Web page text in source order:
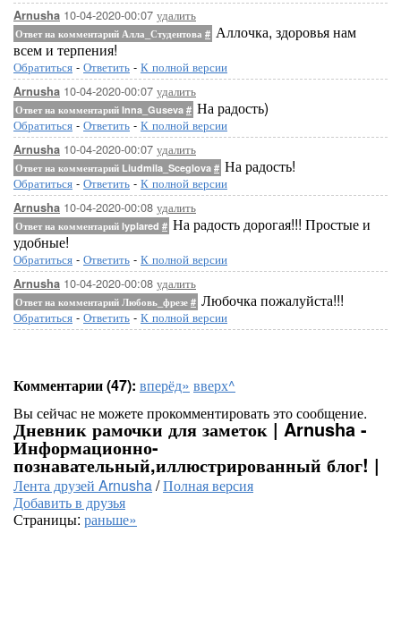
Arnusha 10-04-2020-00:07 удалить
Ответ на комментарий Алла_Студентова # Аллочка, здоровья нам
всем и терпения!
Обратиться - Ответить - К полной версии
Arnusha 10-04-2020-00:07 удалить
Ответ на комментарий Inna_Guseva # На радость)
Обратиться - Ответить - К полной версии
Arnusha 10-04-2020-00:07 удалить
Ответ на комментарий Liudmila_Sceglova # На радость!
Обратиться - Ответить - К полной версии
Arnusha 10-04-2020-00:08 удалить
Ответ на комментарий lyplared # На радость дорогая!!! Простые и
удобные!
Обратиться - Ответить - К полной версии
Arnusha 10-04-2020-00:08 удалить
Ответ на комментарий Любовь_фрезе # Любочка пожалуйста!!!
Обратиться - Ответить - К полной версии
Комментарии (47): вперёд» вверх^
Вы сейчас не можете прокомментировать это сообщение.
Дневник рамочки для заметок | Arnusha -
Информационно-
познавательный,иллюстрированный блог! |
Лента друзей Arnusha/Полная версия
Добавить в друзья
Страницы: раньше»